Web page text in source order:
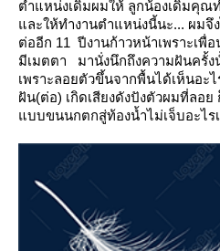
ตำแหน่งเดิมผมให้ ลูกน้องเดิมคุณ
ละให้ทำงานตำแหน่งนี้นะ... ผมจึ
ต่ออีก 11 ปีงานก้าวหน้าเพราะเพื่
มีเมตตา
มานั่งนึกถึงความฝันครั้
เพราะลอยตัวขึ้นจากพื้นได้เห็นอะ
ฝัน(ต่อ) เกิดเสียงดังปังตัวผมที่ลอ
บบขนนกตกสู่ท้องน้ำไม่เจ็บอะไ